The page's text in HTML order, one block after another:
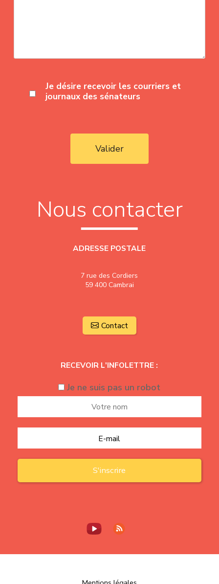
Je désire recevoir les courriers et
journaux des sénateurs
Valider
Nous contacter
ADRESSE POSTALE
7 rue des Cordiers
59 400 Cambrai
Contact
RECEVOIR L'INFOLETTRE :
Je ne suis pas un robot